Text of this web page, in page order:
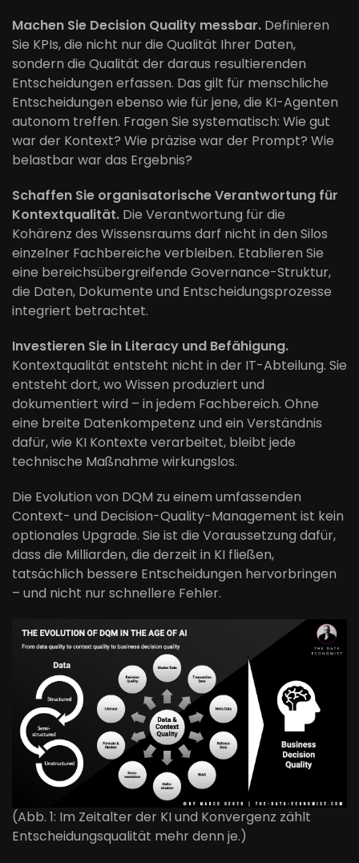
Machen Sie Decision Quality messbar. Definieren
Sie KPIs, die nicht nur die Qualität Ihrer Daten,
sondern die Qualität der daraus resultierenden
Entscheidungen erfassen. Das gilt für menschliche
Entscheidungen ebenso wie für jene, die KI-Agenten
autonom treffen. Fragen Sie systematisch: Wie gut
war der Kontext? Wie präzise war der Prompt? Wie
belastbar war das Ergebnis?
Schaffen Sie organisatorische Verantwortung für
Kontextqualität. Die Verantwortung für die
Kohärenz des Wissensraums darf nicht in den Silos
einzelner Fachbereiche verbleiben. Etablieren Sie
eine bereichsübergreifende Governance-Struktur,
die Daten, Dokumente und Entscheidungsprozesse
integriert betrachtet.
Investieren Sie in Literacy und Befähigung.
Kontextqualität entsteht nicht in der IT-Abteilung. Sie
entsteht dort, wo Wissen produziert und
dokumentiert wird – in jedem Fachbereich. Ohne
eine breite Datenkompetenz und ein Verständnis
dafür, wie KI Kontexte verarbeitet, bleibt jede
technische Maßnahme wirkungslos.
Die Evolution von DQM zu einem umfassenden
Context- und Decision-Quality-Management ist kein
optionales Upgrade. Sie ist die Voraussetzung dafür,
dass die Milliarden, die derzeit in KI fließen,
tatsächlich bessere Entscheidungen hervorbringen
– und nicht nur schnellere Fehler.
(Abb. 1: Im Zeitalter der KI und Konvergenz zählt
Entscheidungsqualität mehr denn je.)